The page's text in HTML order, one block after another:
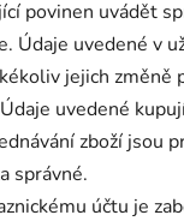
povinen uvádět
Údaje uvedené v
jejich změně
uvedené
zboží jsou
správné.
účtu je